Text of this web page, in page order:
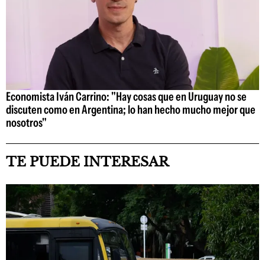
Economista Iván Carrino: "Hay cosas que en Uruguay no se
discuten como en Argentina; lo han hecho mucho mejor que
nosotros"
TE PUEDE INTERESAR